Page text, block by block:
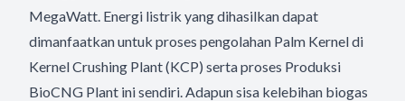
MegaWatt. Energi listrik yang dihasilkan dapat
dimanfaatkan untuk proses pengolahan Palm Kernel di
Kernel Crushing Plant (KCP) serta proses Produksi
BioCNG Plant ini sendiri. Adapun sisa kelebihan biogas